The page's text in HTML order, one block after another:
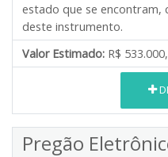
estado que se encontram,
deste instrumento.
Valor Estimado: R$
Pregão